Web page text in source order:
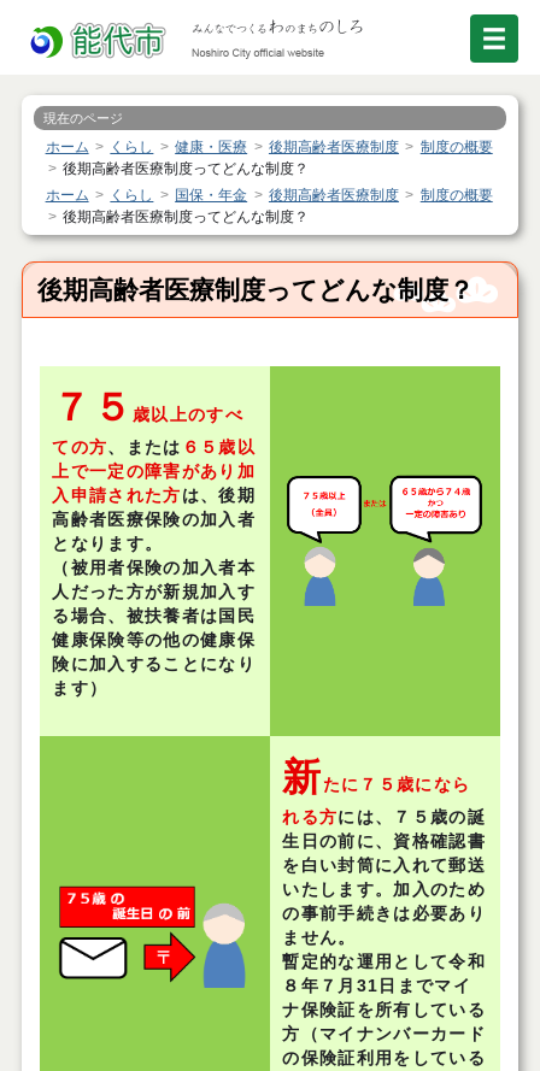
現在のページ
ホーム くらし 健康・医療 後期高齢者医療制度
制度の概要
後期高齢者医療制度ってどんな制度？
ホーム
くらし 国保・年金 後期高齢者医療制度
制度の概要
後期高齢者医療制度ってどんな制度？
後期高齢者医療制度ってどんな制度？
７５ 歳以上のすべ
ての方、または ６５歳以
上で一定の障害があり加
入申請された方 は、後期
高齢者医療保険の加入者
となります。
（被用者保険の加入者本
人だった方が新規加入す
る場合、被扶養者は国民
健康保険等の他の健康保
険に加入することになり
ます）
新たに７５歳になら
れる方には、７５歳の誕
生日の前に、資格確認書
を白い封筒に入れて郵送
いたします。加入のため
の事前手続きは必要あり
ません。
暫定的な運用として令和
８年７月31日までマイ
ナ保険証を所有している
方（マイナンバーカード
の保険証利用をしている